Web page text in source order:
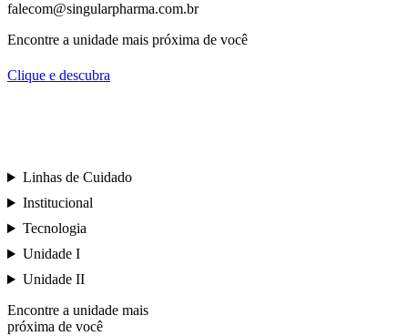
falecom@singularpharma.com.br
Encontre a unidade mais próxima de você
Clique e descubra
Linhas de Cuidado
Institucional
Tecnologia
Unidade I
Unidade II
Encontre a unidade mais
próxima de você